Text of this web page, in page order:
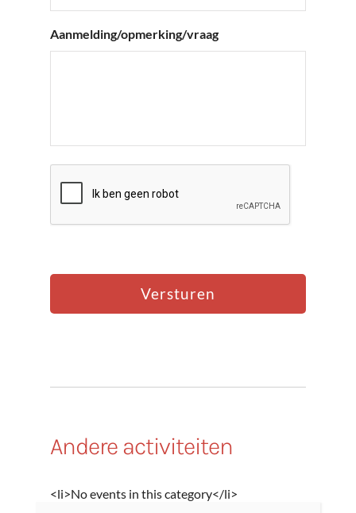
Aanmelding/opmerking/vraag
Andere activiteiten
<li>No events in this category</li>